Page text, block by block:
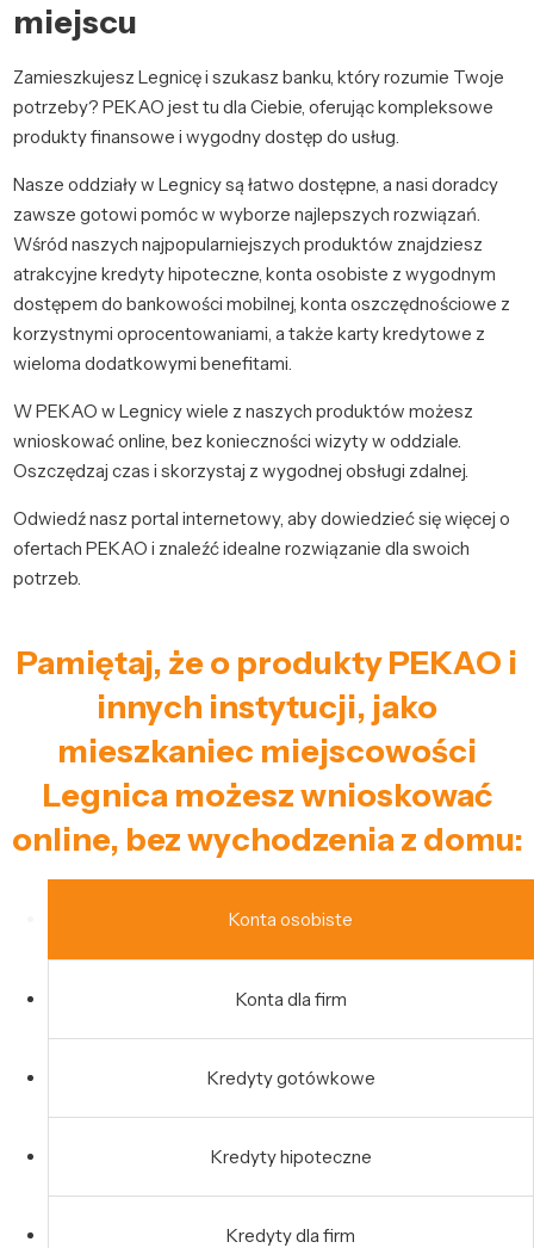
miejscu
Zamieszkujesz Legnicę i szukasz banku, który rozumie Twoje
potrzeby? PEKAO jest tu dla Ciebie, oferując kompleksowe
produkty finansowe i wygodny dostęp do usług.
Nasze oddziały w Legnicy są łatwo dostępne, a nasi doradcy
zawsze gotowi pomóc w wyborze najlepszych rozwiązań.
Wśród naszych najpopularniejszych produktów znajdziesz
atrakcyjne kredyty hipoteczne, konta osobiste z wygodnym
dostępem do bankowości mobilnej, konta oszczędnościowe z
korzystnymi oprocentowaniami, a także karty kredytowe z
wieloma dodatkowymi benefitami.
W PEKAO w Legnicy wiele z naszych produktów możesz
wnioskować online, bez konieczności wizyty w oddziale.
Oszczędzaj czas i skorzystaj z wygodnej obsługi zdalnej.
Odwiedź nasz portal internetowy, aby dowiedzieć się więcej o
ofertach PEKAO i znaleźć idealne rozwiązanie dla swoich
potrzeb.
Pamiętaj, że o produkty PEKAO i
innych instytucji, jako
mieszkaniec miejscowości
Legnica możesz wnioskować
online, bez wychodzenia z domu:
Konta osobiste
Konta dla firm
Kredyty gotówkowe
Kredyty hipoteczne
Kredyty dla firm